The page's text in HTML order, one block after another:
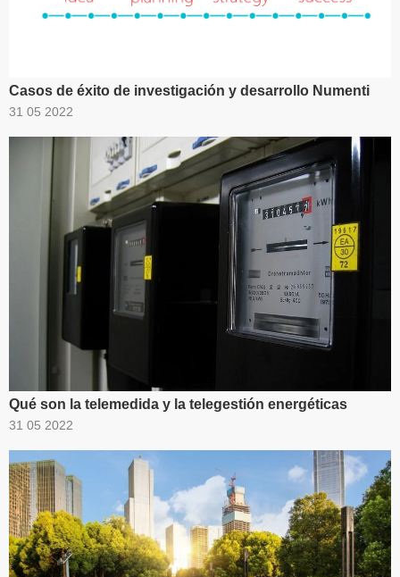
Casos de éxito de investigación y desarrollo Numenti
31 05 2022
Qué son la telemedida y la telegestión energéticas
31 05 2022